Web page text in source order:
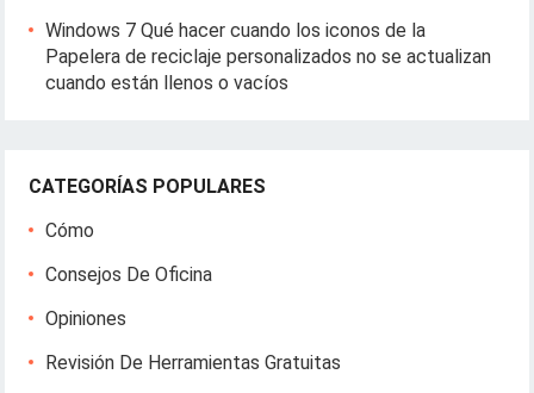
Windows 7 Qué hacer cuando los iconos de la
Papelera de reciclaje personalizados no se actualizan
cuando están llenos o vacíos
CATEGORÍAS POPULARES
Cómo
Consejos De Oficina
Opiniones
Revisión De Herramientas Gratuitas